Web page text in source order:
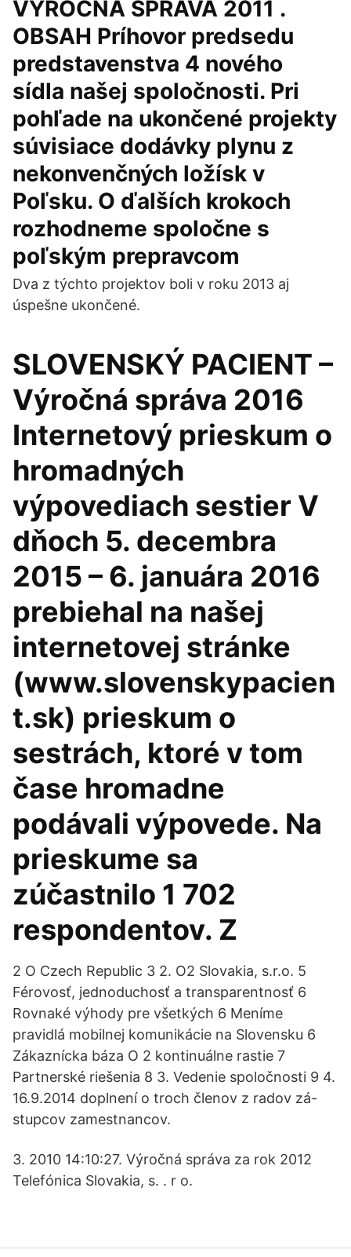
VÝROČNÁ SPRÁVA 2011 .
OBSAH Príhovor predsedu
predstavenstva 4 nového
sídla našej spoločnosti. Pri
pohľade na ukončené projekty
súvisiace dodávky plynu z
nekonvenčných ložísk v
Poľsku. O ďalších krokoch
rozhodneme spoločne s
poľským prepravcom
Dva z týchto projektov boli v roku 2013 aj
úspešne ukončené.
SLOVENSKÝ PACIENT –
Výročná správa 2016
Internetový prieskum o
hromadných
výpovediach sestier V
dňoch 5. decembra
2015 – 6. januára 2016
prebiehal na našej
internetovej stránke
(www.slovenskypacien
t.sk) prieskum o
sestrách, ktoré v tom
čase hromadne
podávali výpovede. Na
prieskume sa
zúčastnilo 1 702
respondentov. Z
2 O Czech Republic 3 2. O2 Slovakia, s.r.o. 5
Férovosť, jednoduchosť a transparentnosť 6
Rovnaké výhody pre všetkých 6 Meníme
pravidlá mobilnej komunikácie na Slovensku 6
Zákaznícka báza O 2 kontinuálne rastie 7
Partnerské riešenia 8 3. Vedenie spoločnosti 9 4.
16.9.2014 doplnení o troch členov z radov zá-
stupcov zamestnancov.
3. 2010 14:10:27. Výročná správa za rok 2012
Telefónica Slovakia, s. . r o.